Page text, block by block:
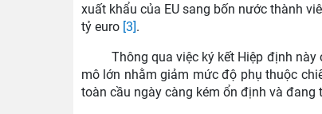
xuất khẩu của EU sang bốn nước thành
tỷ euro [3].
Thông qua việc ký kết Hiệp định
mô lớn nhằm giảm mức độ phụ thuộc
toàn cầu ngày càng kém ổn định và